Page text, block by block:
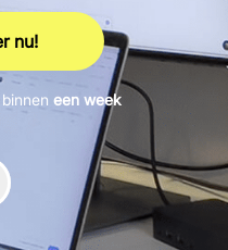
nu!
een week